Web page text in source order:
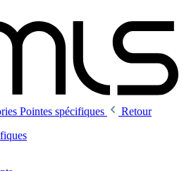
Pointes spécifiques
Retour